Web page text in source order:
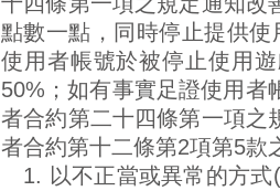
點數一點，同時停止提供
使用者帳號於被停止使用
50%；如有事實足證使用者
者合約第二十四條第一項之
者合約第十二條第2項第5款
1. 以不正當或異常的方式